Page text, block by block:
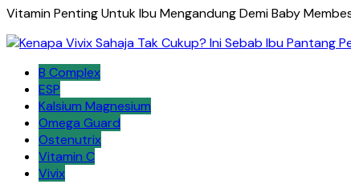
Vitamin Penting Untuk Ibu Mengandung Demi Baby
B Complex
ESP
Kalsium Magnesium
Omega Guard
Ostenutrix
Vitamin C
Vivix